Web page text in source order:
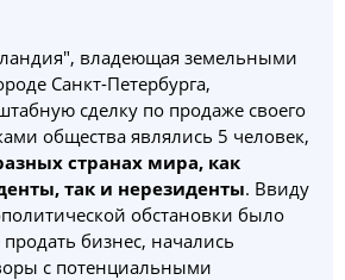
владеющая земельными
Санкт-Петербурга,
сделку по продаже своего
общества являлись 5 человек,
странах мира, как
так и нерезиденты. Ввиду
обстановки было
бизнес, начались
с потенциальными